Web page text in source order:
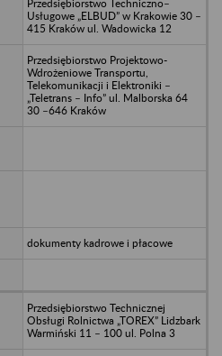
Przedsiębiorstwo Techniczno–
Usługowe „ELBUD” w Krakowie 30 –
415 Kraków ul. Wadowicka 12
Przedsiębiorstwo Projektowo-
Wdrożeniowe Transportu,
Telekomunikacji i Elektroniki –
„Teletrans – Info” ul. Malborska 64
30 –646 Kraków
dokumenty kadrowe i płacowe
Przedsiębiorstwo Technicznej
Obsługi Rolnictwa „TOREX” Lidzbark
Warmiński 11 – 100 ul. Polna 3